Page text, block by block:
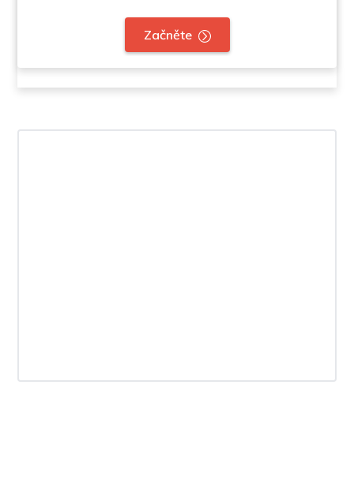
Začněte